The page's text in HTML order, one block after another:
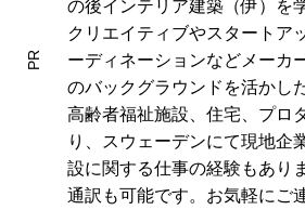
PR
の後インテリア建築（伊）を
クリエイティブやスタートア
ーディネーションなどメーカ
のバックグラウンドを活かし
高齢者福祉施設、住宅、プロ
り、スウェーデンにて現地企
設に関する仕事の経験もあり
通訳も可能です。お気軽にご